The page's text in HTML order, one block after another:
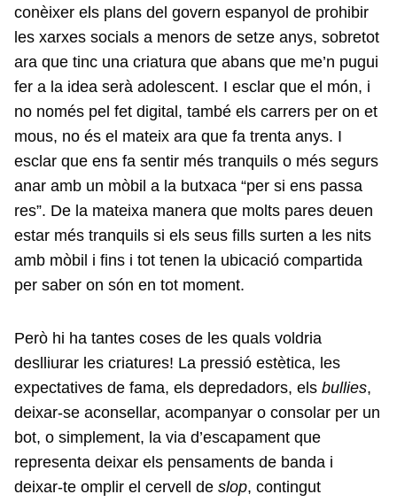
conèixer els plans del govern espanyol de prohibir
les xarxes socials a menors de setze anys, sobretot
ara que tinc una criatura que abans que me’n pugui
fer a la idea serà adolescent. I esclar que el món, i
no només pel fet digital, també els carrers per on et
mous, no és el mateix ara que fa trenta anys. I
esclar que ens fa sentir més tranquils o més segurs
anar amb un mòbil a la butxaca “per si ens passa
res”. De la mateixa manera que molts pares deuen
estar més tranquils si els seus fills surten a les nits
amb mòbil i fins i tot tenen la ubicació compartida
per saber on són en tot moment.
Però hi ha tantes coses de les quals voldria
deslliurar les criatures! La pressió estètica, les
expectatives de fama, els depredadors, els bullies,
deixar-se aconsellar, acompanyar o consolar per un
bot, o simplement, la via d’escapament que
representa deixar els pensaments de banda i
deixar-te omplir el cervell de slop, contingut